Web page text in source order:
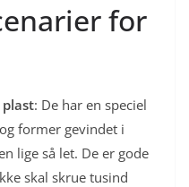
for
: De har en speciel
former gevindet i
lige så let. De er gode
skal skrue tusind